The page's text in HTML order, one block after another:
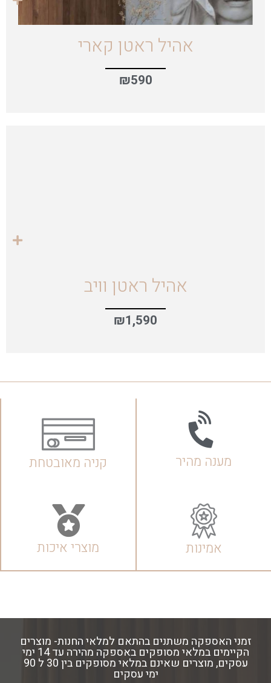
אהיל ראטן קארי
₪590
אהיל ראטן וויב
₪1,590
מענה מהיר קניה מאובטחת
אמינות מוצרי איכות
זמני האספקה משתנים בהתאם למלאי החנות- מוצרים
הקיימים במלאי מסופקים באספקה מהירה עד 14 ימי
עסקים, מוצרים שאינם במלאי מסופקים בין 30 ל 90
ימי עסקים